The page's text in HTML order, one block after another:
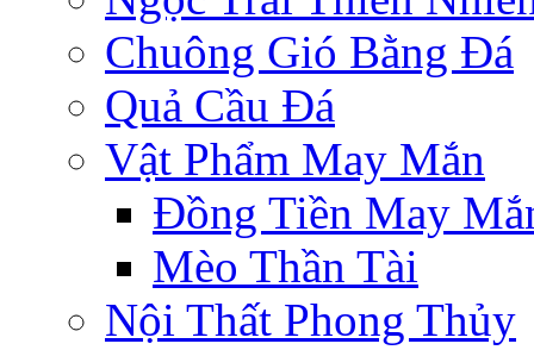
Chuông Gió Bằng Đá
Quả Cầu Đá
Vật Phẩm May Mắn
Đồng Tiền May
Mèo Thần Tài
Nội Thất Phong Thủy